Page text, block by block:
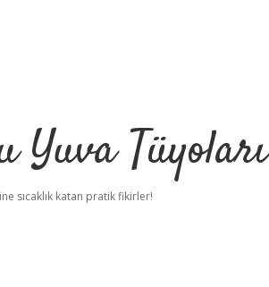
Yuva Tüyoları
sıcaklık katan pratik fikirler!